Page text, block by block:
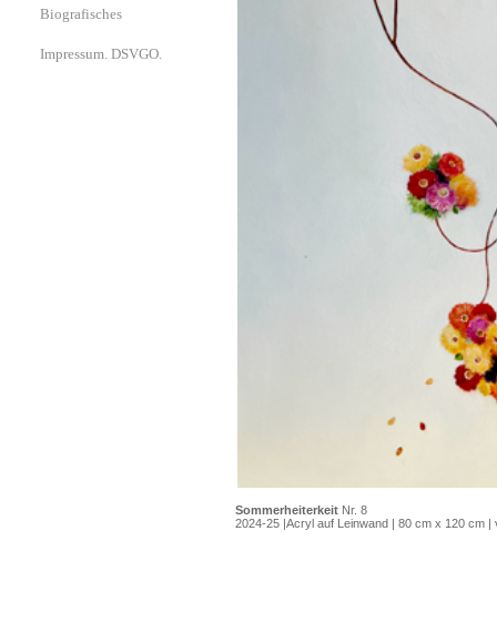
Biografisches
Impressum. DSVGO.
Sommerheiterkeit Nr. 8
2024-25 |Acryl auf Leinwand | 80 cm x 120 cm |